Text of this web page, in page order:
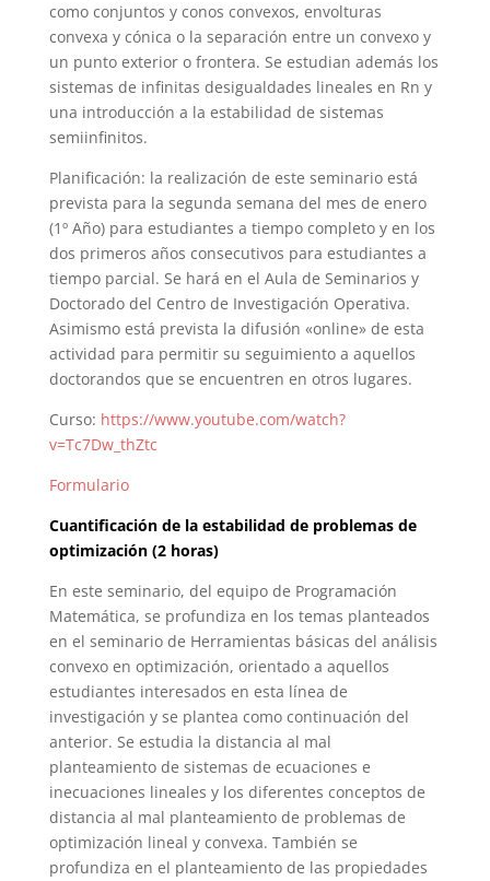
como conjuntos y conos convexos, envolturas
convexa y cónica o la separación entre un convexo y
un punto exterior o frontera. Se estudian además los
sistemas de infinitas desigualdades lineales en Rn y
una introducción a la estabilidad de sistemas
semiinfinitos.
Planificación: la realización de este seminario está
prevista para la segunda semana del mes de enero
(1º Año) para estudiantes a tiempo completo y en los
dos primeros años consecutivos para estudiantes a
tiempo parcial. Se hará en el Aula de Seminarios y
Doctorado del Centro de Investigación Operativa.
Asimismo está prevista la difusión «online» de esta
actividad para permitir su seguimiento a aquellos
doctorandos que se encuentren en otros lugares.
Curso: https://www.youtube.com/watch?
v=Tc7Dw_thZtc
Formulario
Cuantificación de la estabilidad de problemas de
optimización (2 horas)
En este seminario, del equipo de Programación
Matemática, se profundiza en los temas planteados
en el seminario de Herramientas básicas del análisis
convexo en optimización, orientado a aquellos
estudiantes interesados en esta línea de
investigación y se plantea como continuación del
anterior. Se estudia la distancia al mal
planteamiento de sistemas de ecuaciones e
inecuaciones lineales y los diferentes conceptos de
distancia al mal planteamiento de problemas de
optimización lineal y convexa. También se
profundiza en el planteamiento de las propiedades